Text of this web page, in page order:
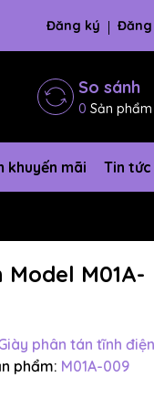
Đăng ký
So sánh
0 Sản phẩm
khuyến mãi Tin tức
M01A-
phân tán tĩnh điện
phẩm: M01A-009